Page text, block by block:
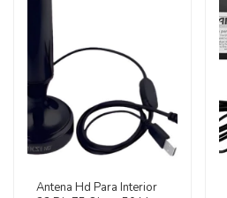
Antena Hd Para Interior